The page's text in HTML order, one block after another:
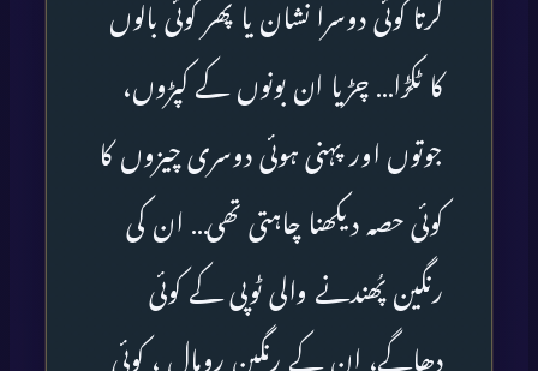
کرتا کوئی دوسرا نشان یا پھر کوئی بالوں
کا ٹکڑا… چڑیا ان بونوں کے کپڑوں،
جوتوں اور پہنی ہوئی دوسری چیزوں کا
کوئی حصہ دیکھنا چاہتی تھی… ان کی
رنگین پُھندنے والی ٹوپی کے کوئی
دھاگے، ان کے رنگین رومال ، کوئی